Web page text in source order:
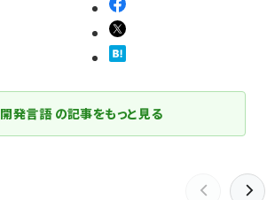
開発言語 の記事をもっと見る